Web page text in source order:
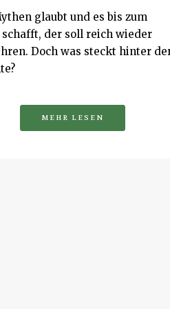
glaubt und es bis zum
schafft, der soll reich wieder
Doch was steckt hinter
MEHR LESEN